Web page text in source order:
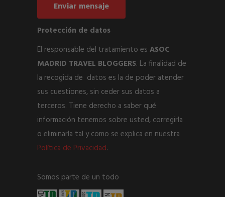
Protección de datos
El responsable del tratamiento es ASOC
MADRID TRAVEL BLOGGERS. La finalidad de
la recogida de datos es la de poder atender
sus cuestiones, sin ceder sus datos a
terceros. Tiene derecho a saber qué
información tenemos sobre usted, corregirla
o eliminarla tal y como se explica en nuestra
Política de Privacidad.
Somos parte de un todo